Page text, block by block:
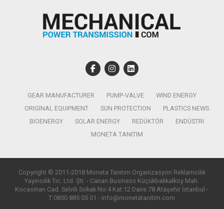
GEAR MANUFACTURER PUMP-VALVE
WIND ENERGY
ORIGINAL EQUIPMENT
SUN PROTECTION
PLASTICS NEWS
BIOENERGY
SOLAR ENERGY REDÜKTÖR
ENDÜSTRI
MONETA TANITIM
Copyright © 2011-2018 Moneta Tanıtım Organizasyon Reklamcılık
Yayıncılık Tic. Ltd. Şti. - Canan Business Küçükbakkalköy Mah.
Kocasinan Cad. Selvili Sokak No:4 Kat:12 Daire:78 Ataşehir İstanbul -
T:0850 885 05 01 - info@monetatanitim.com